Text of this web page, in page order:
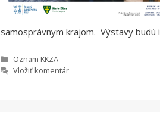
samosprávnym krajom. Výstavy budú
Kategórie
Oznam KKZA
Vložiť komentár